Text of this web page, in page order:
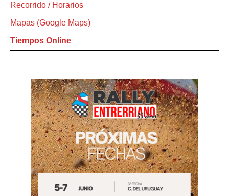
Recorrido / Horarios
Mapas (Google Maps)
Tiempos Online